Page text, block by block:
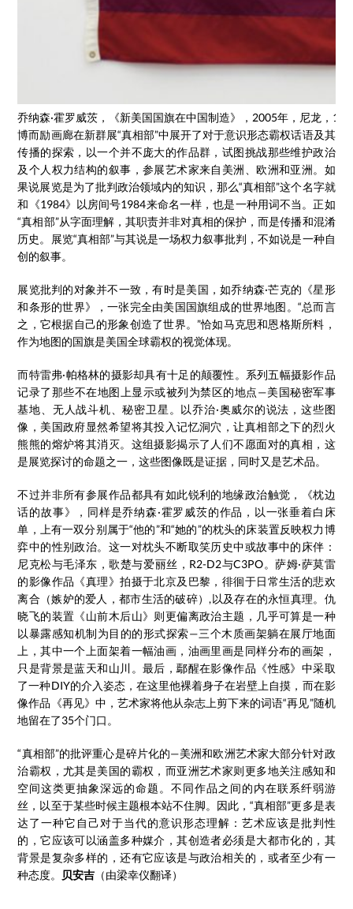
乔纳森·霍罗威茨，《新美国国旗在中国制造》，2005年，尼龙，
博而励画廊在新群展“真相部”中展开了对于意识形态霸权话语及其
传播的探索，以一个并不庞大的作品群，试图挑战那些维护政治
及个人权力结构的叙事，参展艺术家来自美洲、欧洲和亚洲。如
果说展览是为了批判政治领域内的知识，那么“真相部”这个名字就
和《1984》以房间号1984来命名一样，也是一种用词不当。正如
“真相部”从字面理解，其职责并非对真相的保护，而是传播和混淆
历史。展览“真相部”与其说是一场权力叙事批判，不如说是一种自
创的叙事。
展览批判的对象并不一致，有时是美国，如乔纳森·芒克的《星形
和条形的世界》，一张完全由美国国旗组成的世界地图。“总而言
之，它根据自己的形象创造了世界。”恰如马克思和恩格斯所料，
作为地图的国旗是美国全球霸权的视觉体现。
而特雷弗·帕格林的摄影却具有十足的颠覆性。系列五幅摄影作品
记录了那些不在地图上显示或被列为禁区的地点—美国秘密军事
基地、无人战斗机、秘密卫星。以乔治·奥威尔的说法，这些图
像，美国政府显然希望将其投入记忆洞穴，让真相部之下的烈火
熊熊的熔炉将其消灭。这组摄影揭示了人们不愿面对的真相，这
是展览探讨的命题之一，这些图像既是证据，同时又是艺术品。
不过并非所有参展作品都具有如此锐利的地缘政治触觉，《枕边
话的故事》，同样是乔纳森·霍罗威茨的作品，以一张垂着白床
单，上有一双分别属于“他的”和“她的”的枕头的床装置反映权力博
弈中的性别政治。这一对枕头不断取笑历史中或故事中的床伴：
尼克松与毛泽东，歌楚与爱丽丝，R2-D2与C3PO。萨姆·萨莫雷
的影像作品《真理》拍摄于北京及巴黎，徘徊于日常生活的悲欢
离合（嫉妒的爱人，都市生活的破碎）,以及存在的永恒真理。仇
晓飞的装置《山前木后山》则更偏离政治主题，几乎可算是一种
以暴露感知机制为目的的形式探索—三个木质画架躺在展厅地面
上，其中一个上面架着一幅油画，油画里画是同样分布的画架，
只是背景是蓝天和山川。最后，鄢醒在影像作品《性感》中采取
了一种DIY的介入姿态，在这里他裸着身子在岩壁上自摸，而在影
像作品《再见》中，艺术家将他从杂志上剪下来的词语“再见”随机
地留在了35个门口。
“真相部”的批评重心是碎片化的—美洲和欧洲艺术家大部分针对政
治霸权，尤其是美国的霸权，而亚洲艺术家则更多地关注感知和
空间这类更抽象深远的命题。不同作品之间的内在联系纤弱游
丝，以至于某些时候主题根本站不住脚。因此，“真相部”更多是表
达了一种它自己对于当代的意识形态理解：艺术应该是批判性
的，它应该可以涵盖多种媒介，其创造者必须是大都市化的，其
背景是复杂多样的，还有它应该是与政治相关的，或者至少有一
种态度。 贝安吉 （由梁幸仪翻译）